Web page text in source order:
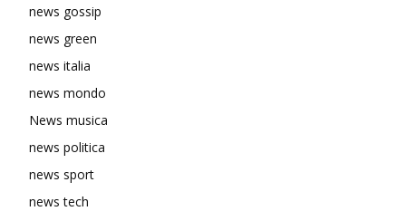
news gossip
news green
news italia
news mondo
News musica
news politica
news sport
news tech